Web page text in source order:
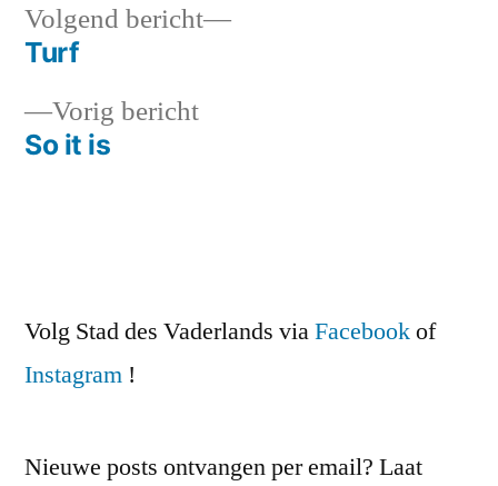
Bericht
navigatie
Vorig berichtVorig
So it is
Volgend bericht
Volgend
Turf
Volg Stad des Vaderlands viaFacebookof
Instagram !
Nieuwe posts ontvangen per email? Laat